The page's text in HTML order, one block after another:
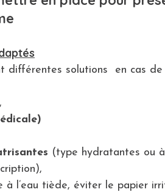
différentes solutions  en cas
,
(type hydratantes ou
à l’eau tiède, éviter le papier